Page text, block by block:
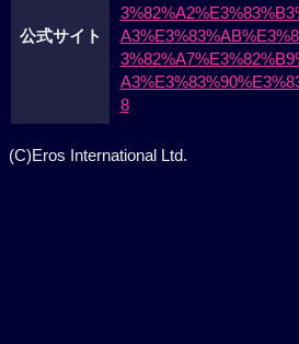
公式サイト
8
(C)Eros International Ltd.